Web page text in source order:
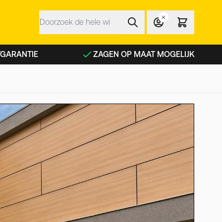
NFC planken categorie
ZAGEN OP MAAT MOGELIJK